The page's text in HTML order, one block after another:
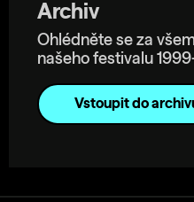
Archiv
Ohlédněte se za
našeho festivalu
Vstoupit do